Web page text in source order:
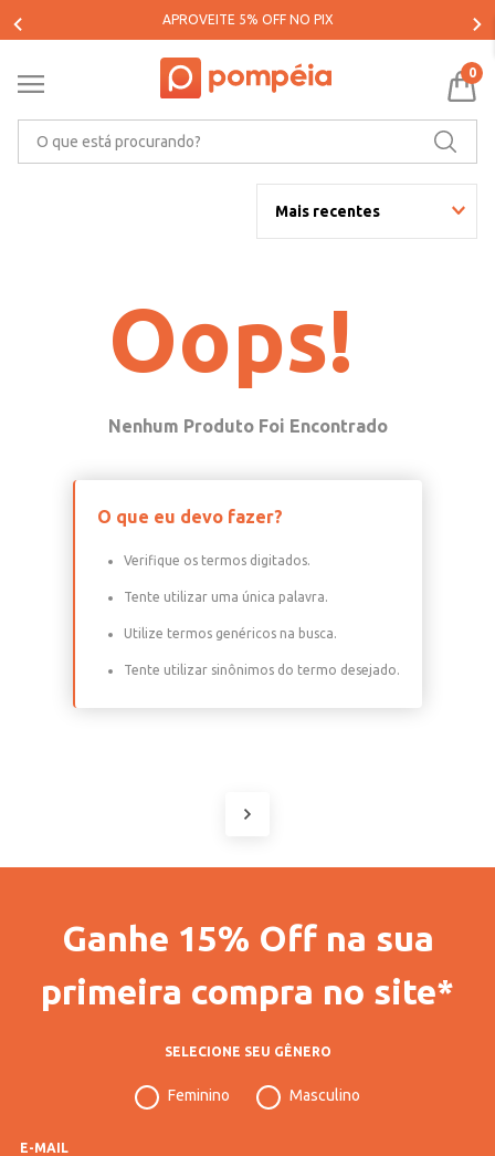
APROVEITE 5% OFF NO PIX
0
Mais recentes
Oops!
O que eu devo fazer?
Verifique os termos digitados.
Tente utilizar uma única palavra.
Utilize termos genéricos na busca.
Tente utilizar sinônimos do termo desejado.
Ganhe 15% Off na sua
primeira compra no site*
SELECIONE SEU GÊNERO
Feminino Masculino
E-MAIL